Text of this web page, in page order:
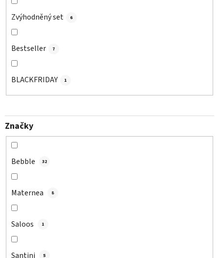
Zvýhodněný set 6
Bestseller 7
BLACKFRIDAY 1
Značky
Bebble 32
Maternea 8
Saloos 1
Santini 5